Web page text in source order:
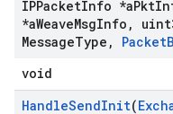
IPPacketInfo *aPkt
*aWeaveMsgInfo ,
MessageType , Packet
void
HandleSendInit(